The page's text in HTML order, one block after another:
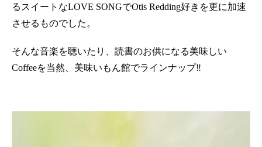
るスイートなLOVE SONGでOtis Redding好きを更に加速
させるものでした。
そんな音楽を聴いたり、読書のお供になる美味しい
Coffeeを当然、美味いもん館でラインナップ‼